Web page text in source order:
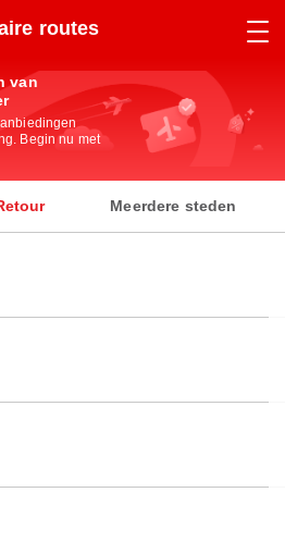
routes
van
Begin nu met
Meerdere steden